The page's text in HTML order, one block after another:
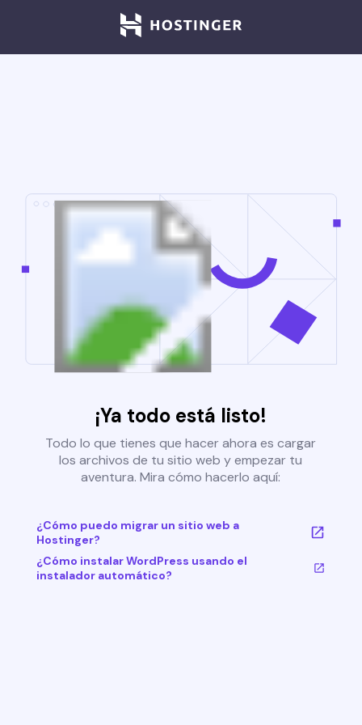
¡Ya todo está listo!
Todo lo que tienes que hacer ahora es cargar
los archivos de tu sitio web y empezar tu
aventura. Mira cómo hacerlo aquí:
¿Cómo puedo migrar un sitio web a
Hostinger?
¿Cómo instalar WordPress usando el
instalador automático?